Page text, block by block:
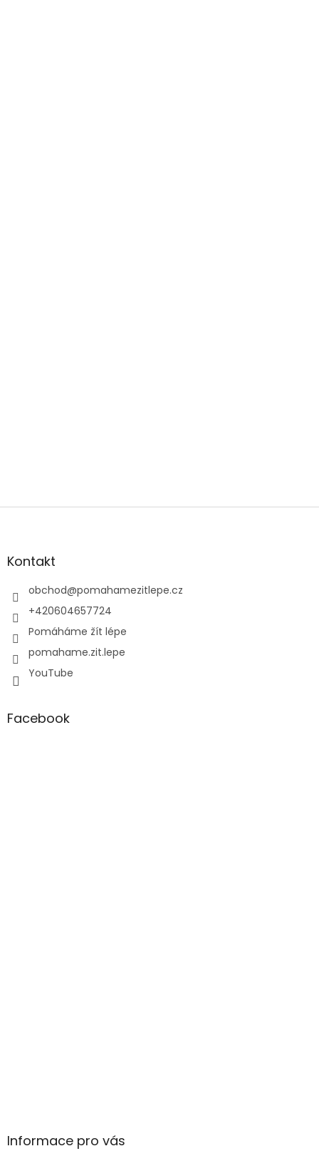
Z
aKontakt
obchod@pomahamezitlepe.cz
+420604657724
Pomáháme žít lépe
pomahame.zit.lepe
YouTube
Facebook
Informace pro vás